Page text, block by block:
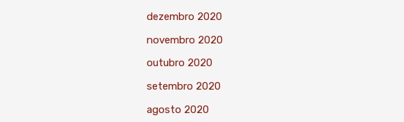
dezembro 2020
novembro 2020
outubro 2020
setembro 2020
agosto 2020